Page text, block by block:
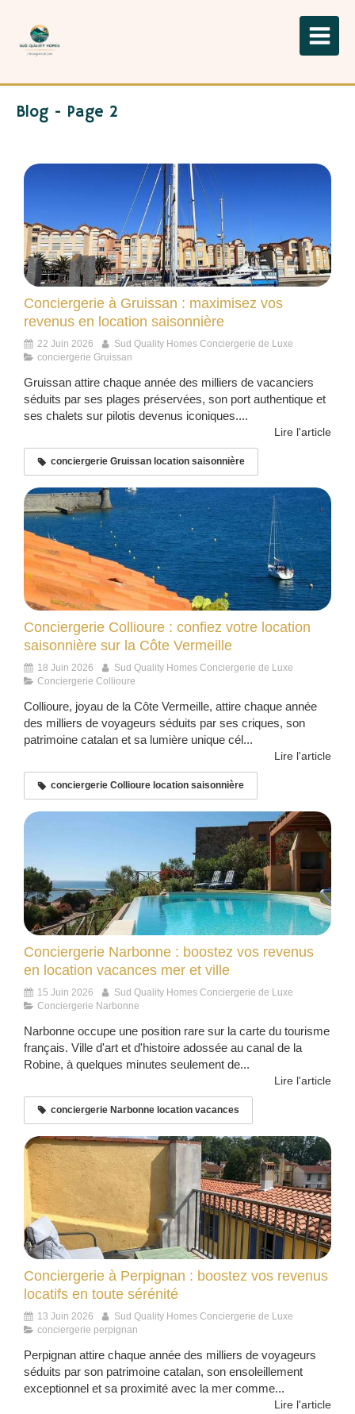
Blog - Page 2
Conciergerie à Gruissan : maximisez vos
revenus en location saisonnière
22 Juin 2026
Sud Quality Homes Conciergerie de Luxe
conciergerie Gruissan
Gruissan attire chaque année des milliers de vacanciers
séduits par ses plages préservées, son port authentique et
ses chalets sur pilotis devenus iconiques....
Lire l'article
conciergerie Gruissan location saisonnière
Conciergerie Collioure : confiez votre location
saisonnière sur la Côte Vermeille
18 Juin 2026
Sud Quality Homes Conciergerie de Luxe
Conciergerie Collioure
Collioure, joyau de la Côte Vermeille, attire chaque année
des milliers de voyageurs séduits par ses criques, son
patrimoine catalan et sa lumière unique cél...
Lire l'article
conciergerie Collioure location saisonnière
Conciergerie Narbonne : boostez vos revenus
en location vacances mer et ville
15 Juin 2026
Sud Quality Homes Conciergerie de Luxe
Conciergerie Narbonne
Narbonne occupe une position rare sur la carte du tourisme
français. Ville d'art et d'histoire adossée au canal de la
Robine, à quelques minutes seulement de...
Lire l'article
conciergerie Narbonne location vacances
Conciergerie à Perpignan : boostez vos revenus
locatifs en toute sérénité
13 Juin 2026
Sud Quality Homes Conciergerie de Luxe
conciergerie perpignan
Perpignan attire chaque année des milliers de voyageurs
séduits par son patrimoine catalan, son ensoleillement
exceptionnel et sa proximité avec la mer comme...
Lire l'article